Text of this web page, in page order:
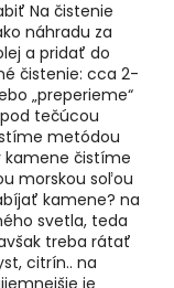
Na čistenie
náhradu za
a pridať do
čistenie: cca 2-
„preperieme“
tečúcou
metódou
kamene čistíme
morskou soľou
kamene? na
svetla, teda
treba rátať
citrín.. na